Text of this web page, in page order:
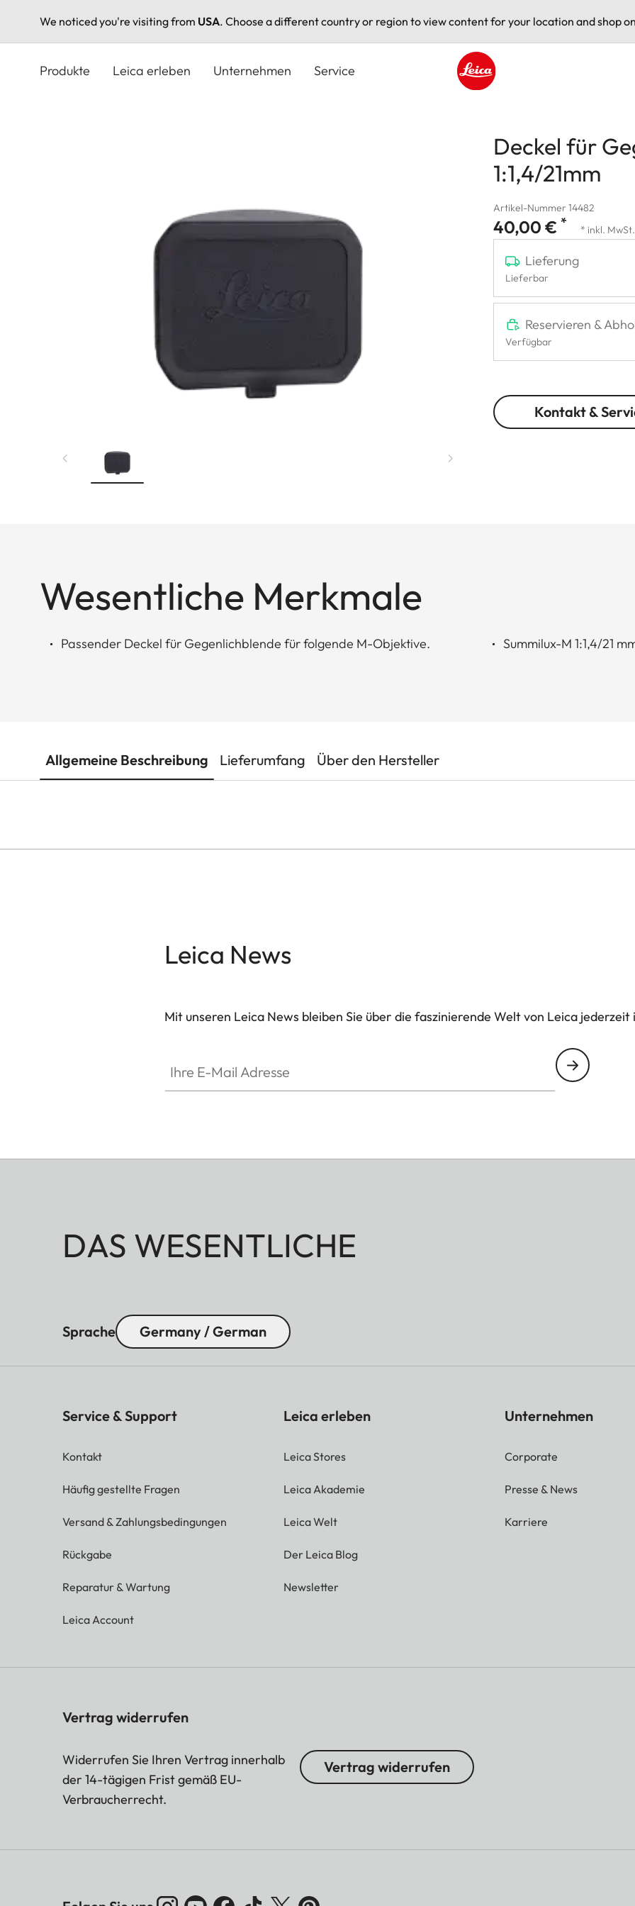
We noticed you're visiting from USA. Choose a different country or region to view content for your location and shop
Produkte Leica erleben Unternehmen Service
Deckel für
1:1,4/21mm
Artikel-Nummer 14482
40,00 € * * inkl. MwSt.
Lieferung
Lieferbar
Reservieren &
Verfügbar
Kontakt &
Wesentliche Merkmale
Passender Deckel für Gegenlichblende für folgende M-Objektive. Summilux-M 1:1,4/21
Allgemeine Beschreibung Lieferumfang Über den Hersteller
Leica News
Mit unseren Leica News bleiben Sie über die faszinierende Welt von Leica
DAS WESENTLICHE
Sprache Germany / German
Service & Support
Kontakt
Häufig gestellte Fragen
Versand & Zahlungsbedingungen
Rückgabe
Reparatur & Wartung
Leica Account
Leica erleben
Leica Stores
Leica Akademie
Leica Welt
Der Leica Blog
Newsletter
Unternehmen
Corporate
Presse & News
Karriere
Vertrag widerrufen
Widerrufen Sie Ihren Vertrag innerhalb
der 14-tägigen Frist gemäß EU-
Verbraucherrecht.
Vertrag widerrufen